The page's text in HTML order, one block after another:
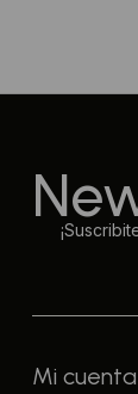
Mi cuenta